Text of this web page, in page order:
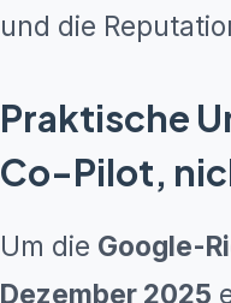
und die
Praktische
Co-Pilot,
Um die Google-
Dezember 2025